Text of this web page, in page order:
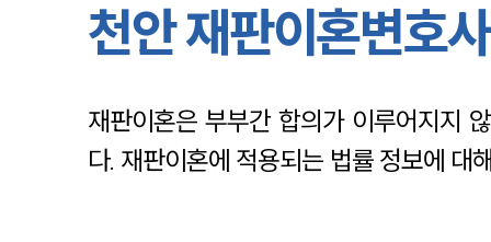
천안 재판이혼변호
재판이혼은 부부간 합의가 이루어지지
다. 재판이혼에 적용되는 법률 정보에 대